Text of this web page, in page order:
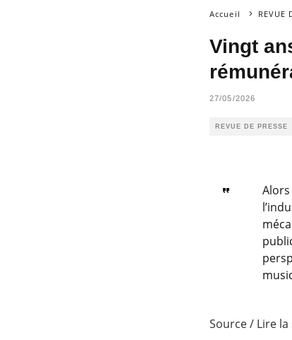
Accueil REVUE
Vingt
27/05/2026
REVUE DE PRESSE
Source / Lire la